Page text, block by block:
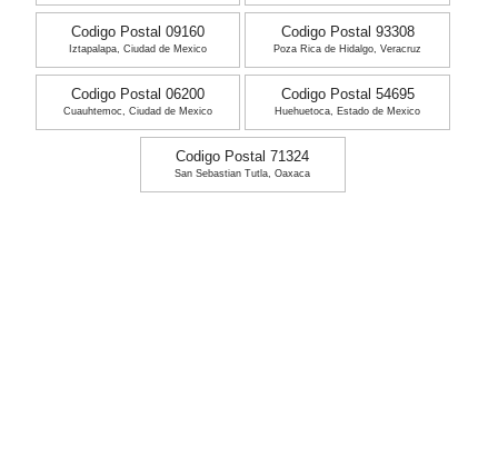
Codigo Postal 09160
Iztapalapa, Ciudad de Mexico
Codigo Postal 93308
Poza Rica de Hidalgo, Veracruz
Codigo Postal 06200
Cuauhtemoc, Ciudad de Mexico
Codigo Postal 54695
Huehuetoca, Estado de Mexico
Codigo Postal 71324
San Sebastian Tutla, Oaxaca